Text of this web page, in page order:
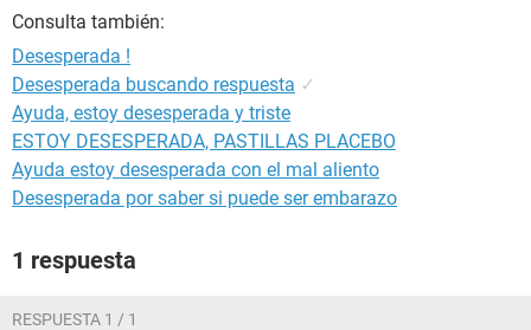
embarazada !!!
mil gracias ! ?
Consulta también:
Desesperada !
Desesperada buscando respuesta ✓
Ayuda, estoy desesperada y triste
ESTOY DESESPERADA, PASTILLAS PLACEBO
Ayuda estoy desesperada con el mal aliento
Desesperada por saber si puede ser embarazo
1 respuesta
RESPUESTA 1 / 1